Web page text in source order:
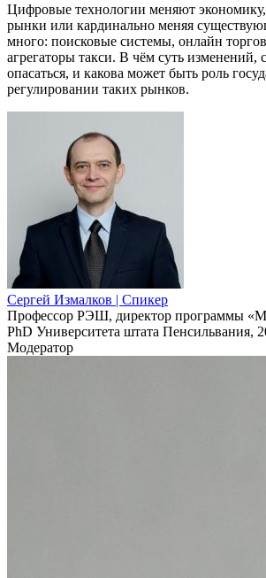
Цифровые технологии меняют экономику,
рынки или кардинально меняя
много: поисковые системы, онлайн
агрегаторы такси. В чём суть изменений,
опасаться, и какова может быть роль
регулировании таких рынков.
Сергей Измалков | Спикер
Профессор РЭШ, директор программы
PhD Университета штата Пенсильвания,
Модератор